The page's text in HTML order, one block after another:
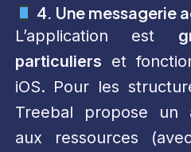
4. Une messagerie
L’application est
particuliers et
iOS. Pour les
Treebal propose un
aux ressources